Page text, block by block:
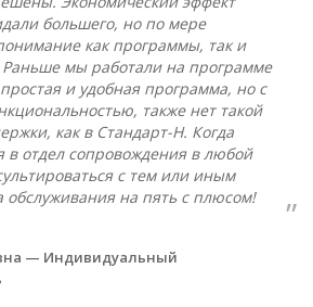
большего, но по мере
как программы, так и
Раньше мы работали на программе
и удобная программа, но с
также нет такой
как в Стандарт-Н. Когда
в отдел сопровождения в любой
с тем или иным
обслуживания на пять с плюсом!
— Индивидуальный